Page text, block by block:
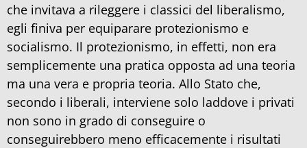
che invitava a rileggere i classici del liberalismo,
egli finiva per equiparare protezionismo e
socialismo. Il protezionismo, in effetti, non era
semplicemente una pratica opposta ad una teoria
ma una vera e propria teoria. Allo Stato che,
secondo i liberali, interviene solo laddove i privati
non sono in grado di conseguire o
conseguirebbero meno efficacemente i risultati